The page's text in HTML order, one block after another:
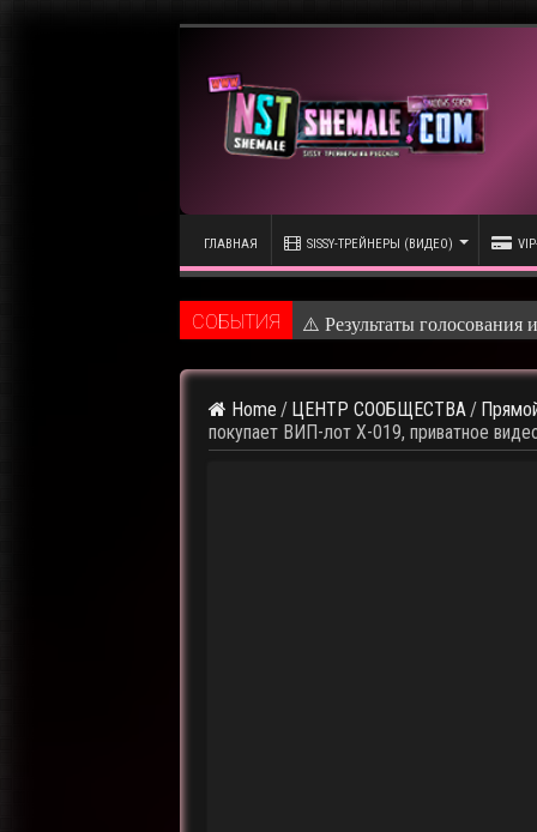
ГЛАВНАЯ SISSY-ТРЕЙНЕРЫ (ВИДЕО)
CОБЫТИЯ ⚠️ Результаты голосования
⚠️ Кадры из предстоящего
⚠ Голосование по выбору
Home / ЦЕНТР СООБЩЕСТВА /
покупает ВИП-лот X-019, приватное